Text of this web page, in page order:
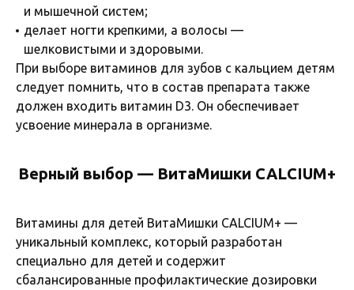
и мышечной систем;
делает ногти крепкими, а волосы —
шелковистыми и здоровыми.
При выборе витаминов для зубов с кальцием детям
следует помнить, что в состав препарата также
должен входить витамин D3. Он обеспечивает
усвоение минерала в организме.
Верный выбор — ВитаМишки CALCIUM+
Витамины для детей ВитаМишки CALCIUM+ —
уникальный комплекс, который разработан
специально для детей и содержит
сбалансированные профилактические дозировки